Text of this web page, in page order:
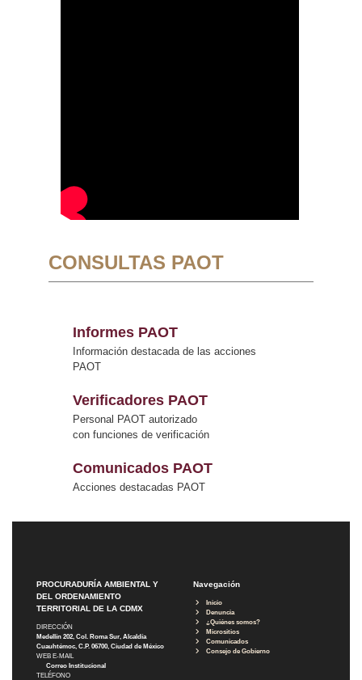
CONSULTAS PAOT
Informes PAOT
Información destacada de las acciones
PAOT
Verificadores PAOT
Personal PAOT autorizado
con funciones de verificación
Comunicados PAOT
Acciones destacadas PAOT
PROCURADURÍA AMBIENTAL Y
DEL ORDENAMIENTO
TERRITORIAL DE LA CDMX
DIRECCIÓN
Medellín 202, Col. Roma Sur, Alcaldía
Cuauhtémoc, C.P. 06700, Ciudad de México
WEB E-MAIL
Correo Institucional
TELÉFONO
Navegación
Inicio
Denuncia
¿Quiénes somos?
Micrositios
Comunicados
Consejo de Gobierno